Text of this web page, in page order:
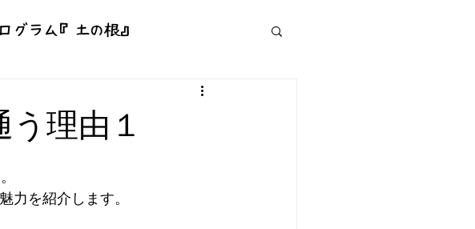
グラム『土の根』
スタッフ紹介
理由１
力を紹介します。